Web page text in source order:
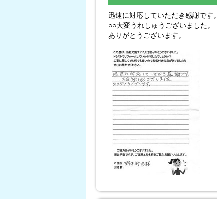
迅速に対応していただき感謝です。
○○大変うれしゅうございました。
ありがとうございます。